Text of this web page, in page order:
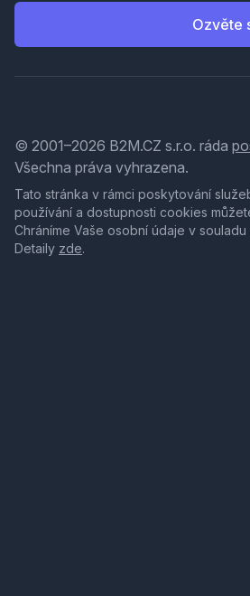
Ozvěte
© 2001–2026 B2M.CZ s.r.o. ráda
Všechna práva vyhrazena.
Tato stránka v rámci poskytování
používání a dostupnosti cookies
Chráníme Vaše osobní údaje v
Detaily zde.